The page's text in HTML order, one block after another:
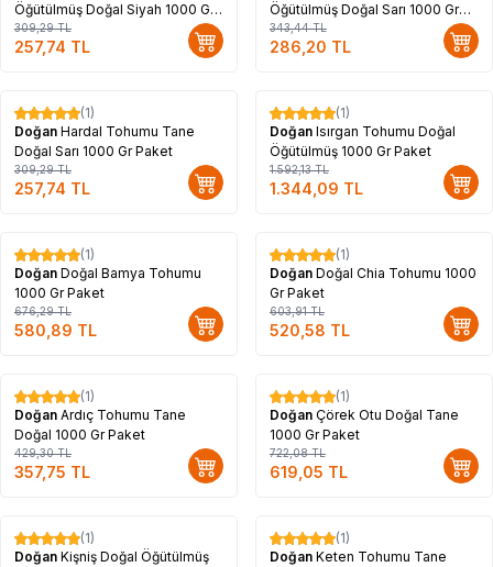
Öğütülmüş Doğal Siyah 1000 Gr
Paket
309,29TL
257,74 TL
Öğütülmüş Doğal Sarı 1000 Gr
Paket
343,44TL
286,20 TL
%17
(1)
Doğan Hardal Tohumu Tane
Doğal Sarı 1000 Gr Paket
309,29TL
257,74 TL
%16
(1)
Doğan Isırgan Tohumu Doğal
Öğütülmüş 1000 Gr Paket
1.592,13TL
1.344,09 TL
%14
(1)
Doğan Doğal Bamya Tohumu
1000 Gr Paket
676,29TL
580,89 TL
%14
(1)
Doğan Doğal Chia Tohumu 1000
Gr Paket
603,91TL
520,58 TL
%17
(1)
Doğan Ardıç Tohumu Tane
Doğal 1000 Gr Paket
429,30TL
357,75 TL
%14
(1)
Doğan Çörek Otu Doğal Tane
1000 Gr Paket
722,08TL
619,05 TL
%17
(1)
Doğan Kişniş Doğal Öğütülmüş
%17
(1)
Doğan Keten Tohumu Tane